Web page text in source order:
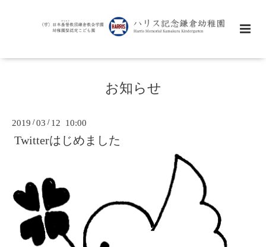
お知らせ
2019 /03 / 12 10:00
Twitterはじめました